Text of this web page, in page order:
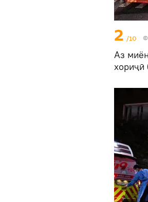
2 /10
Аз
хориҷӣ